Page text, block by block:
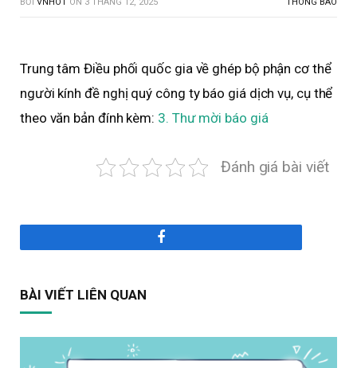
Trung tâm Điều phối quốc gia về ghép bộ phận cơ thể
người kính đề nghị quý công ty báo giá dịch vụ, cụ thể
theo văn bản đính kèm: 3. Thư mời báo giá
Đánh giá bài viết
Facebook
BÀI VIẾT LIÊN QUAN